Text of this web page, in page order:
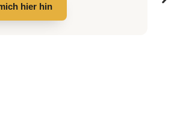
hier hin